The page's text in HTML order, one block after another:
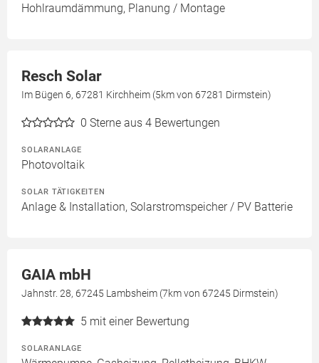
Hohlraumdämmung, Planung / Montage
Resch Solar
Im Bügen 6, 67281 Kirchheim (5km von 67281 Dirmstein)
0 Sterne aus 4 Bewertungen
SOLARANLAGE
Photovoltaik
SOLAR TÄTIGKEITEN
Anlage & Installation, Solarstromspeicher / PV Batterie
GAIA mbH
Jahnstr. 28, 67245 Lambsheim (7km von 67245 Dirmstein)
5 mit einer Bewertung
SOLARANLAGE